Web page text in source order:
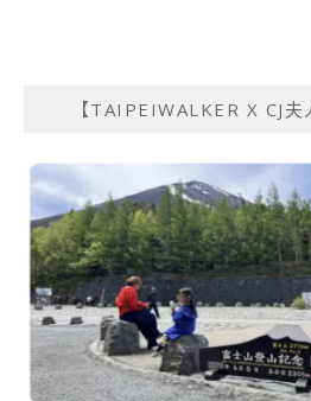
【TAIPEIWALKER X CJ